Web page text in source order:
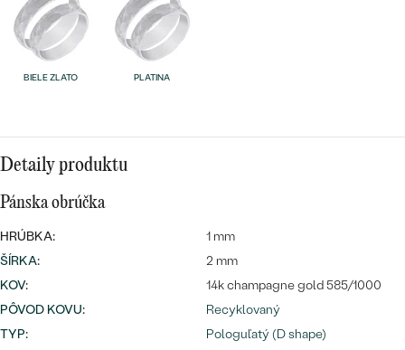
BIELE ZLATO PLATINA
Detaily produktu
Pánska obrúčka
HRÚBKA:
1 mm
ŠÍRKA:
2 mm
KOV:
14k champagne gold 585/1000
PÔVOD KOVU:
Recyklovaný
TYP: Pologuľatý (D shape)